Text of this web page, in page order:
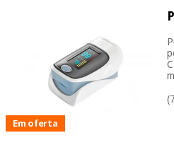
Em oferta